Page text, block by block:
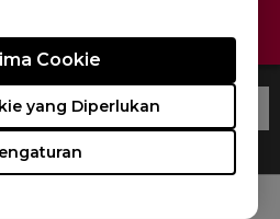
yang Diperlukan
Cookie